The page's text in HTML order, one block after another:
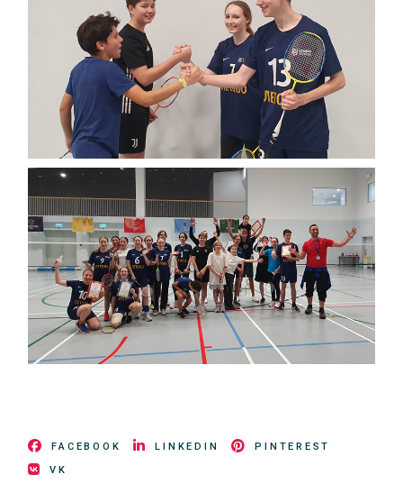
FACEBOOK LINKEDIN
PINTEREST
VK